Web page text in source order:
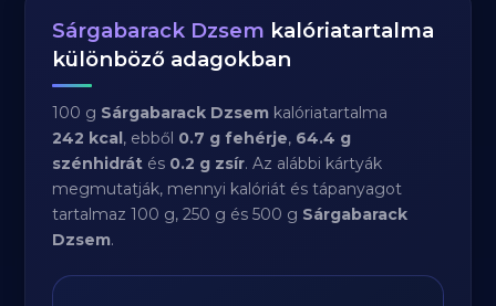
Sárgabarack Dzsem kalóriatartalma
különböző adagokban
100 g Sárgabarack Dzsem kalóriatartalma
242 kcal, ebből 0.7 g fehérje, 64.4 g
szénhidrát és 0.2 g zsír. Az alábbi kártyák
megmutatják, mennyi kalóriát és tápanyagot
tartalmaz 100 g, 250 g és 500 g Sárgabarack
Dzsem.